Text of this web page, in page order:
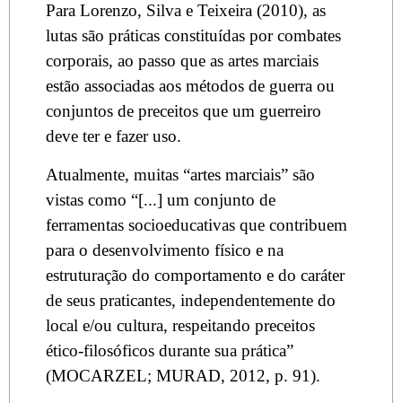
Para Lorenzo, Silva e Teixeira (2010), as
lutas são práticas constituídas por combates
corporais, ao passo que as artes marciais
estão associadas aos métodos de guerra ou
conjuntos de preceitos que um guerreiro
deve ter e fazer uso.
Atualmente, muitas “artes marciais” são
vistas como “[...] um conjunto de
ferramentas socioeducativas que contribuem
para o desenvolvimento físico e na
estruturação do comportamento e do caráter
de seus praticantes, independentemente do
local e/ou cultura, respeitando preceitos
ético-filosóficos durante sua prática”
(MOCARZEL; MURAD, 2012, p. 91).